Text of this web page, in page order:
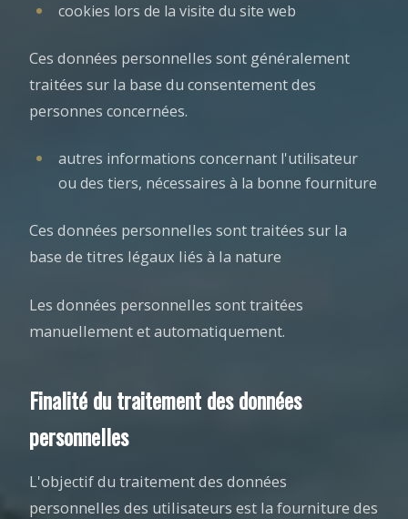
cookies lors de la visite du site web
Ces données personnelles sont généralement
traitées sur la base du consentement des
personnes concernées.
autres informations concernant l'utilisateur
ou des tiers, nécessaires à la bonne fourniture
Ces données personnelles sont traitées sur la
base de titres légaux liés à la nature
Les données personnelles sont traitées
manuellement et automatiquement.
Finalité du traitement des données
personnelles
L'objectif du traitement des données
personnelles des utilisateurs est la fourniture des